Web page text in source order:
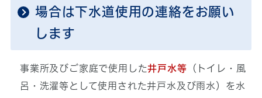
場合は下水道使用の連絡をお願い
します
事業所及びご家庭で使用した井戸水等 （トイレ・風
呂・洗濯等として使用された井戸水及び雨水）を水